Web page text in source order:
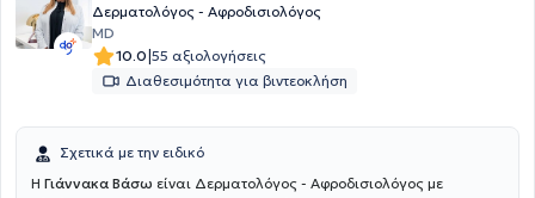
Δερματολόγος - Αφροδισιολόγος
MD
10.0|55 αξιολογήσεις
Διαθεσιμότητα για βιντεοκλήση
Σχετικά με την ειδικό
Η Γιάννακα Βάσω είναι Δερματολόγος - Αφροδισιολόγος με